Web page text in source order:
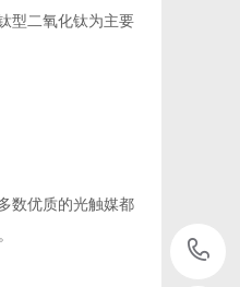
型二氧化钛为主要
数优质的光触媒都